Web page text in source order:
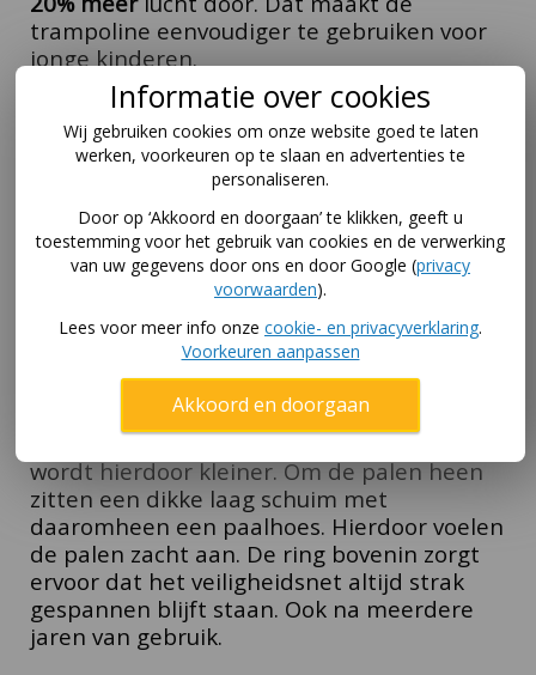
trampoline eenvoudiger te gebruiken voor
jonge kinderen.
Veilig dankzij Deluxe 520 Safety net
HetBERG Safetynet Deluxe 520is een zeer
veilige toevoeging aan deBERG Grand Elite
trampoline. Dankzij dit net
kunnen kinderen alleen via de zelfsluitende
opening de trampoline verlaten (de
opening bestaat uit twee overlappende
delen & valt dicht als het kind de
trampoline betreed). HetBERG
veiligheidsnet Deluxe heeft gebogen palen;
dit vergroot de ruimte tussen het net & de
palen die het net omhoog houden. De kans
op een aanvaring met de palen van het net
wordt hierdoor kleiner. Om de palen heen
zitten een dikke laag schuim met
daaromheen een paalhoes. Hierdoor voelen
de palen zacht aan. De ring bovenin zorgt
ervoor dat het veiligheidsnet altijd strak
gespannen blijft staan. Ook na meerdere
jaren van gebruik.
Informatie over cookies
Wij gebruiken cookies om onze website goed te laten
werken, voorkeuren op te slaan en advertenties te
personaliseren.
Door op ‘Akkoord en doorgaan’ te klikken, geeft u
toestemming voor het gebruik van cookies en de verwerking
van uw gegevens door ons en door Google (privacy
voorwaarden).
Lees voor meer info onze cookie- en privacyverklaring.
Voorkeuren aanpassen
Akkoord en doorgaan